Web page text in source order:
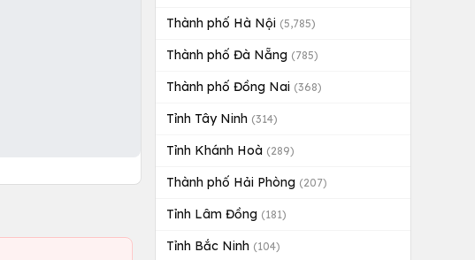
Thành phố Hà Nội (5,785)
Thành phố Đà Nẵng (785)
Thành phố Đồng Nai (368)
Tỉnh Tây Ninh (314)
Tỉnh Khánh Hoà (289)
Thành phố Hải Phòng (207)
Tỉnh Lâm Đồng (181)
Tỉnh Bắc Ninh (104)